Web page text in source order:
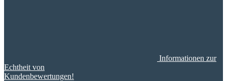
Informationen zur
Echtheit von
Kundenbewertungen!